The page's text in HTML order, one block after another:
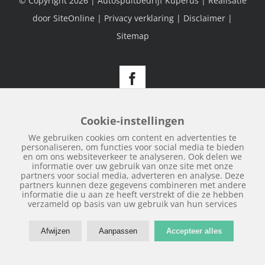
door SiteOnline | Privacy verklaring | Disclaimer |
Sitemap
Facebook
Cookie-instellingen
We gebruiken cookies om content en advertenties te
personaliseren, om functies voor social media te bieden
en om ons websiteverkeer te analyseren. Ook delen we
informatie over uw gebruik van onze site met onze
partners voor social media, adverteren en analyse. Deze
partners kunnen deze gegevens combineren met andere
informatie die u aan ze heeft verstrekt of die ze hebben
verzameld op basis van uw gebruik van hun services
Afwijzen Aanpassen Accepteer alles